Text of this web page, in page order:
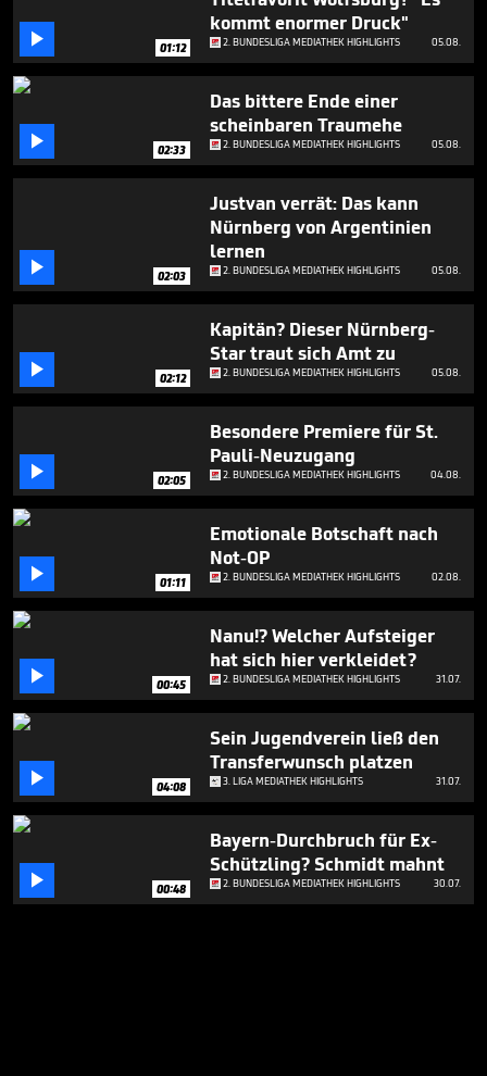
51
seconds
 01:12
kommt enormer Druck"
2. BUNDESLIGA MEDIATHEK HIGHLIGHTS 05.08.
 02:33
Das bittere Ende einer
scheinbaren Traumehe
2. BUNDESLIGA MEDIATHEK HIGHLIGHTS 05.08.
 02:03
Justvan verrät: Das kann
Nürnberg von Argentinien
lernen
2. BUNDESLIGA MEDIATHEK HIGHLIGHTS 05.08.
 02:12
Kapitän? Dieser Nürnberg-
Star traut sich Amt zu
2. BUNDESLIGA MEDIATHEK HIGHLIGHTS 05.08.
 02:05
Besondere Premiere für St.
Pauli-Neuzugang
2. BUNDESLIGA MEDIATHEK HIGHLIGHTS 04.08.
 01:11
Emotionale Botschaft nach
Not-OP
2. BUNDESLIGA MEDIATHEK HIGHLIGHTS 02.08.
 00:45
Nanu!? Welcher Aufsteiger
hat sich hier verkleidet?
2. BUNDESLIGA MEDIATHEK HIGHLIGHTS 31.07.
 04:08
Sein Jugendverein ließ den
Transferwunsch platzen
3. LIGA MEDIATHEK HIGHLIGHTS 31.07.
 00:48
Bayern-Durchbruch für Ex-
Schützling? Schmidt mahnt
2. BUNDESLIGA MEDIATHEK HIGHLIGHTS 30.07.